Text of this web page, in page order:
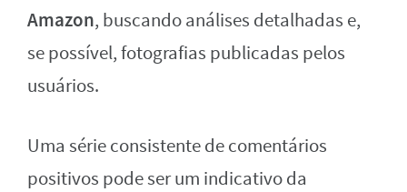
Amazon, buscando análises detalhadas e,
se possível, fotografias publicadas pelos
usuários.
Uma série consistente de comentários
positivos pode ser um indicativo da